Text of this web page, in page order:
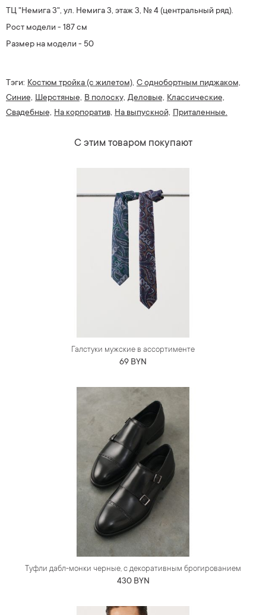
ТЦ "Немига 3", ул. Немига 3, этаж 3, № 4 (центральный ряд).
Рост модели - 187 см
Размер на модели - 50
Тэги: Костюм тройка (с жилетом), С однобортным пиджаком,
Синие, Шерстяные, В полоску, Деловые, Классические,
Свадебные, На корпоратив, На выпускной, Приталенные.
С этим товаром покупают
Галстуки мужские в ассортименте
69 BYN
Туфли дабл-монки черные, с декоративным брогированием
430 BYN